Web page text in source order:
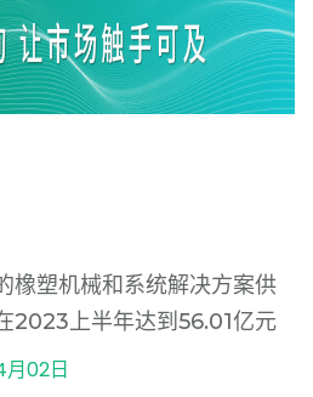
橡塑机械和系统解决方案供
2023上半年达到56.01亿元
02日